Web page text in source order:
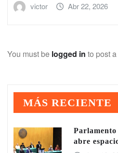
victor Abr 22, 2026
You must be logged in to post
MÁS RECIENTE
abre